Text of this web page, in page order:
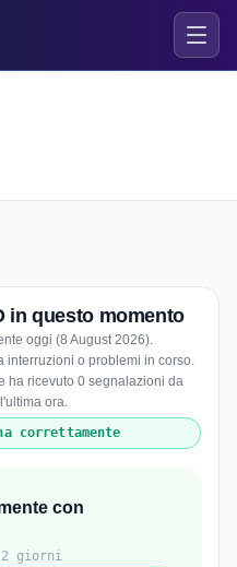
in questo momento
oggi (8 August 2026).
interruzioni o problemi in corso.
ha ricevuto 0 segnalazioni da
ora.
correttamente
con
2 giorni